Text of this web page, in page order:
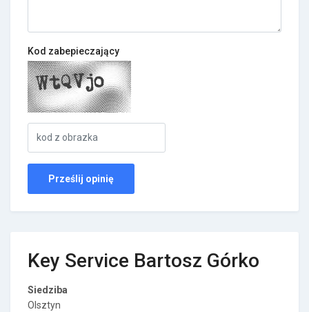
Kod zabepieczający
Key Service Bartosz Górko
Siedziba
Olsztyn